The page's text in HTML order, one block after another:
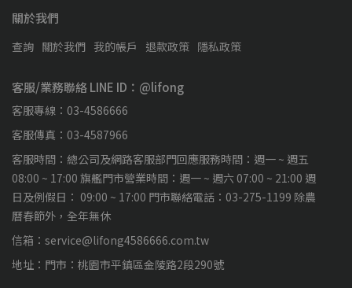
關於我們
查詢 關於我們 我的帳戶 退款政策 隱私政策
客服/業務聯絡 LINE ID：@lifong
客服專線：03-4586666
客服傳真：03-4587966
客服時間：總公司及網路客服部門回應服務時間：週一 ~ 週五
08:00 ~ 17:00 旗艦門市營業時間：週一 ~ 週六 07:00 ~ 21:00 週
日及例假日： 09:00 ~ 17:00 門市聯絡電話：03-275-1199 除農
曆春節外，全年無休
信箱：service@lifong4586666.com.tw
地址：門市：桃園市平鎮區金陵路2段290號